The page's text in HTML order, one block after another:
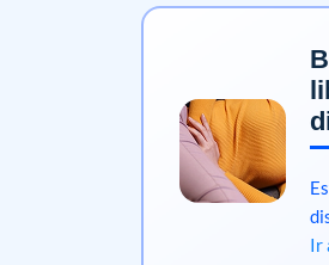
Ir